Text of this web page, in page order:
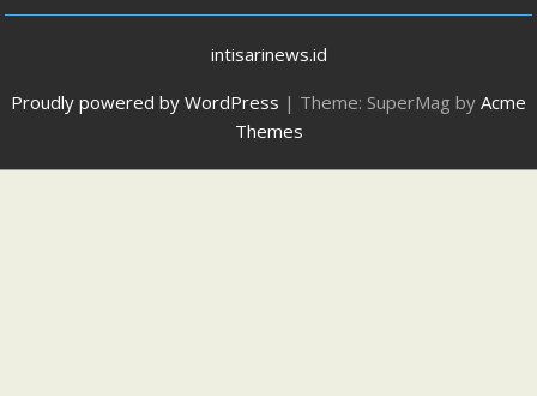
intisarinews.id
Proudly powered by WordPress | Theme: SuperMag by Acme
Themes